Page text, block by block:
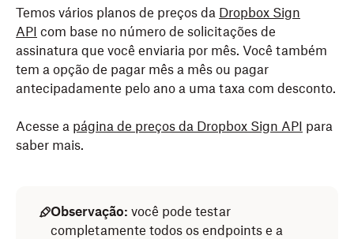
Temos vários planos de preços da Dropbox Sign
API com base no número de solicitações de
assinatura que você enviaria por mês. Você também
tem a opção de pagar mês a mês ou pagar
antecipadamente pelo ano a uma taxa com desconto.
Acesse a página de preços da Dropbox Sign API para
saber mais.
Observação: você pode testar
completamente todos os endpoints e a